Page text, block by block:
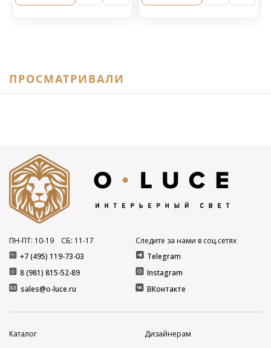
ПРОСМАТРИВАЛИ
+7 (495) 119-73-03
8 (981) 815-52-89
ПН-ПТ: 10-19 СБ: 11-17
sales@o-luce.ru
Следите за нами в соц.сетях
Telegram
Instagram
ВКонтакте
Каталог
Дизайнерам